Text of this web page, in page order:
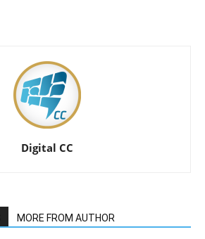
Digital CC
MORE FROM AUTHOR